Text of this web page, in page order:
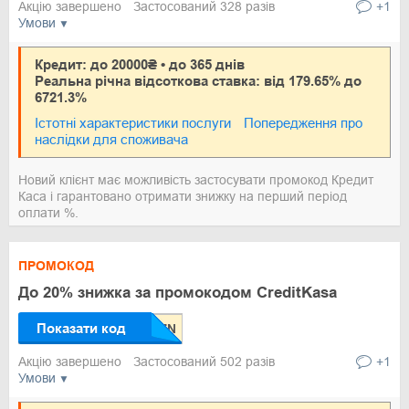
Умови
Акцію завершено Застосований 328 разів +1
Кредит: до 20000₴ • до 365 днів
Реальна річна відсоткова ставка: від 179.65% до
6721.3%
Істотні характеристики послуги
Попередження про
наслідки для споживача
Новий клієнт має можливість застосувати промокод Кредит
Каса і гарантовано отримати знижку на перший період
оплати %.
Умови
ПРОМОКОД
До 20% знижка за промокодом CreditKasa
Показати код
Акцію завершено Застосований 502 разів +1